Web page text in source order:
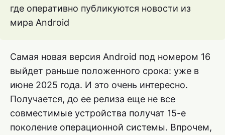
где оперативно публикуются новости из
мира Android
Самая новая версия Android под номером 16
выйдет раньше положенного срока: уже в
июне 2025 года. И это очень интересно.
Получается, до ее релиза еще не все
совместимые устройства получат 15-е
поколение операционной системы. Впрочем,